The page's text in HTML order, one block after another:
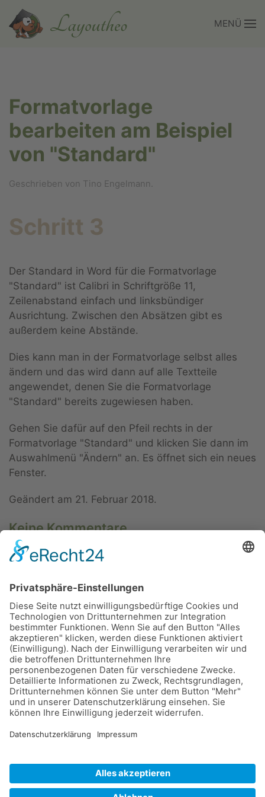
Zum Hauptinhalt springen
MENÜ
Formatvorlage
bearbeiten am Beispiel
von "Standard"
Geschrieben von Tino Engelmann.
Schritt 3
Der Standard in Word für die Formatvorlage
"Standard" ist Calibri in Schriftgröße 11,
Zeilenabstand einfach und linksbündiger
Ausrichtung. Zwischen den Absätzen gibt es
außerdem keine Abstände.
Dies kann man in der Formatvorlage selbst alles
ändern und das wird dann auf alle Textteile
angewendet, denen Sie die Formatvorlage
"Standard" bereits zugewiesen haben.
Gehen Sie dafür auf den Pfeil rechts in der
Formatvorlage "Standard" und klicken Sie dann im
Auswahlmenü "Ändern" an. Es öffnet sich ein neues
Fenster.
Geändert am 21. Februar 2018.
Keine Kommentare
IMPRESSUM
DATENSCHUTZ
COOKIE-EINSTELLUNGEN